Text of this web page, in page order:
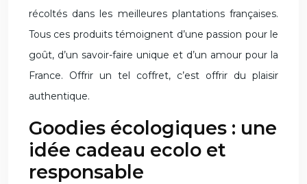
récoltés dans les meilleures plantations françaises.
Tous ces produits témoignent d’une passion pour le
goût, d’un savoir-faire unique et d’un amour pour la
France. Offrir un tel coffret, c’est offrir du plaisir
authentique.
Goodies écologiques : une
idée cadeau ecolo et
responsable